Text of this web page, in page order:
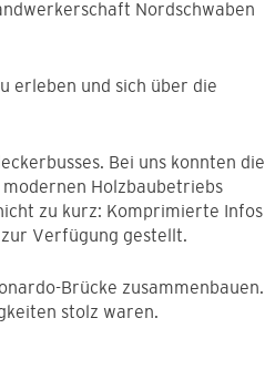
Nordschwaben
erleben und sich über die
Bei uns konnten die
Holzbaubetriebs
zu kurz: Komprimierte Infos
Verfügung gestellt.
Brücke zusammenbauen.
stolz waren.